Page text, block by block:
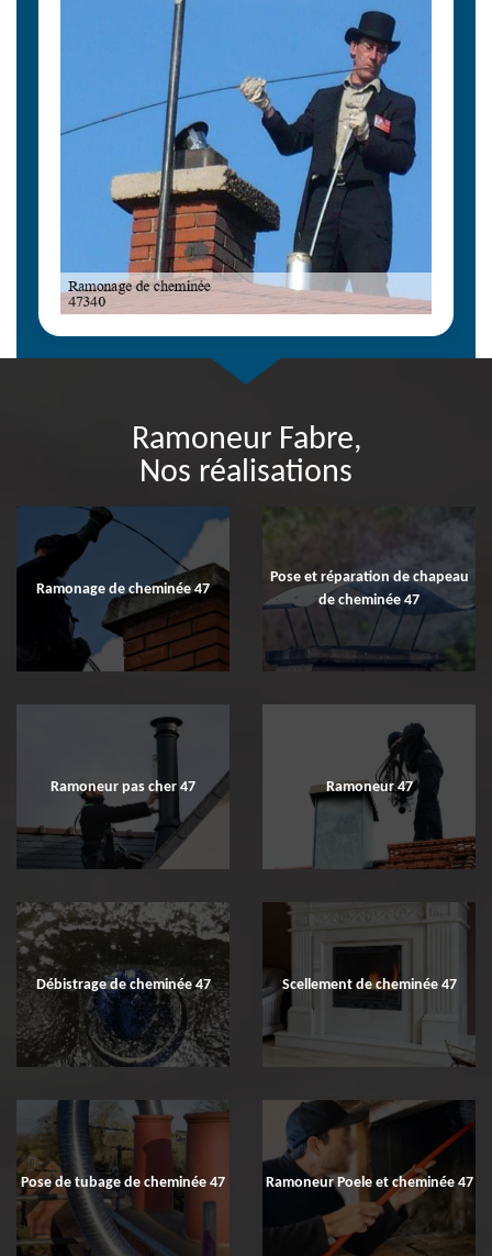
Ramoneur Fabre,
Nos réalisations
Ramonage de cheminée 47
Pose et réparation de chapeau
de cheminée 47
Ramoneur pas cher 47 Ramoneur 47
Débistrage de cheminée 47 Scellement de cheminée 47
Pose de tubage de cheminée 47 Ramoneur Poele et cheminée 47